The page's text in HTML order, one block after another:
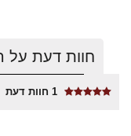
חוות דעת על
1 חוות דעת